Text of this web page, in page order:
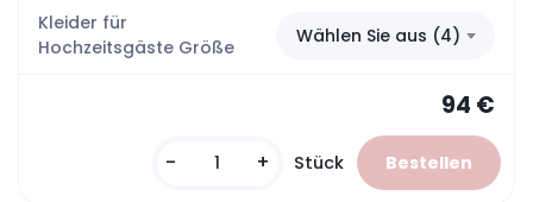
Kleider für
Hochzeitsgäste Größe
Wählen Sie aus (4)
94 €
- + Stück